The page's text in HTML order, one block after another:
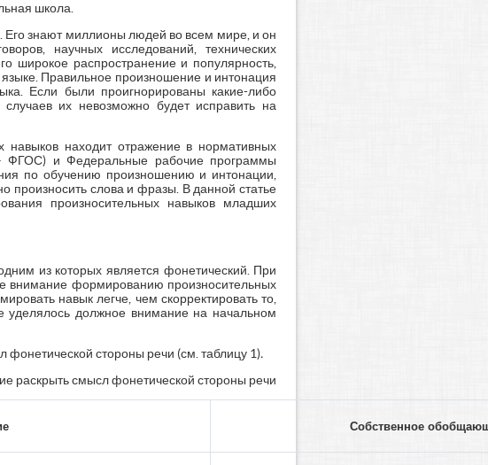
школа.
Его знают миллионы людей во всем мире, и он
научных исследований, технических
широкое распространение и популярность,
Правильное произношение и интонация
Если были проигнорированы какие-либо
их невозможно будет исправить на
навыков находит отражение в нормативных
– ФГОС) и Федеральные рабочие программы
по обучению произношению и интонации,
произносить слова и фразы. В данной статье
произносительных навыков младших
из которых является фонетический. При
внимание формированию произносительных
навык легче, чем скорректировать то,
уделялось должное внимание на начальном
стороны речи (см. таблицу 1).
раскрыть смысл фонетической стороны речи
Собственное